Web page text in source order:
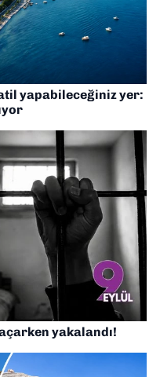
yapabileceğiniz yer:
yakalandı!